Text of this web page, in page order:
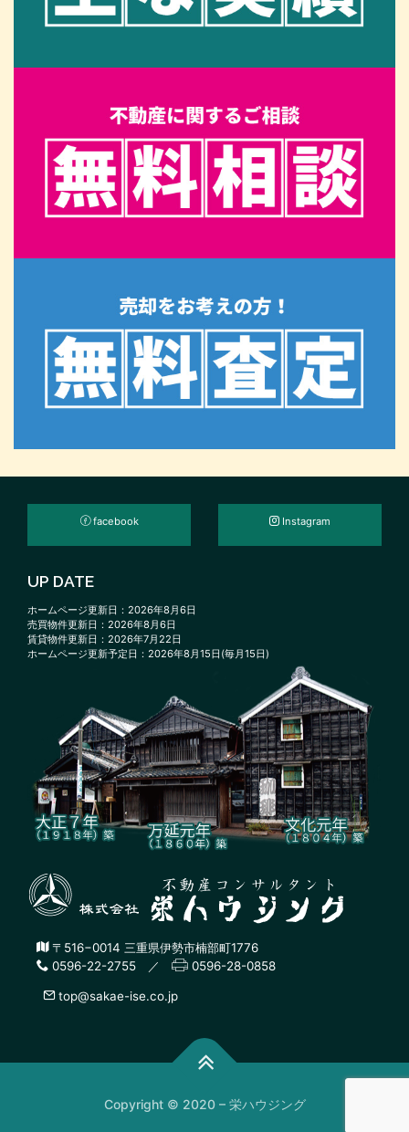
facebook Instagram
UP DATE
ホームページ更新日：2026年8月6日
売買物件更新日：2026年8月6日
賃貸物件更新日：2026年7月22日
ホームページ更新予定日：2026年8月15日(毎月15日)
〒516−0014 三重県伊勢市楠部町1776
0596-22-2755 ／
0596-28-0858
top@sakae-ise.co.jp
Copyright © 2020 – 栄ハウジング